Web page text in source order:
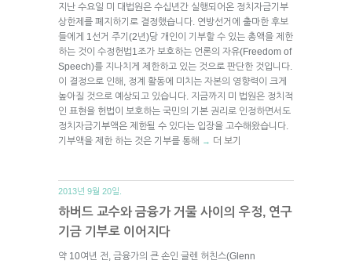
지난 수요일 미 대법원은 수십년간 실행되어온 정치자금기부
상한제를 폐지하기로 결정했습니다. 연방선거에 출마한 후보
들에게 1선거 주기(2년)당 개인이 기부할 수 있는 총액을 제한
하는 것이 수정헌법1조가 보호하는 언론의 자유(Freedom of
Speech)를 지나치게 제한하고 있는 것으로 판단한 것입니다.
이 결정으로 인해, 정계 활동에 미치는 자본의 영향력이 크게
높아질 것으로 예상되고 있습니다. 지금까지 미 법원은 정치적
인 표현을 헌법이 보호하는 국민의 기본 권리로 인정하면서도
정치자금기부액은 제한될 수 있다는 입장을 고수해왔습니다.
기부액을 제한 하는 것은 기부를 통해 → 더 보기
2013년 9월 20일.
하버드 교수와 금융가 거물 사이의 우정, 연구
기금 기부로 이어지다
약 10여년 전, 금융가의 큰 손인 글렌 허친스(Glenn